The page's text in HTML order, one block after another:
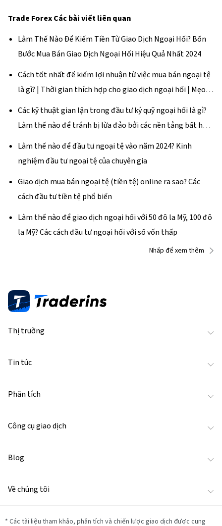
Trade ForexCác bài viết liên quan
Làm Thế Nào Để Kiếm Tiền Từ Giao Dịch Ngoại Hối? Bốn
Bước Mua Bán Giao Dịch Ngoại Hối Hiệu Quả Nhất 2024
Cách tốt nhất để kiếm lợi nhuận từ việc mua bán ngoại tệ
là gì? | Thời gian thích hợp cho giao dịch ngoại hối | Mẹo
kiếm tiền
Các kỹ thuật gian lận trong đầu tư ký quỹ ngoại hối là gì?
Làm thế nào để tránh bị lừa đảo bởi các nền tảng bất hợp
pháp?
Làm thế nào để đầu tư ngoại tệ vào năm 2024? Kinh
nghiệm đầu tư ngoại tệ của chuyên gia
Giao dịch mua bán ngoại tệ (tiền tệ) online ra sao? Các
cách đầu tư tiền tệ phổ biến
Làm thế nào để giao dịch ngoại hối với 50 đô la Mỹ, 100 đô
la Mỹ? Các cách đầu tư ngoại hối với số vốn thấp
Nhấp để xem thêm
Thị trường
Tin tức
Phân tích
Công cụ giao dịch
Blog
Về chúng tôi
* Các tài liệu tham khảo, phân tích và chiến lược giao dịch được cung